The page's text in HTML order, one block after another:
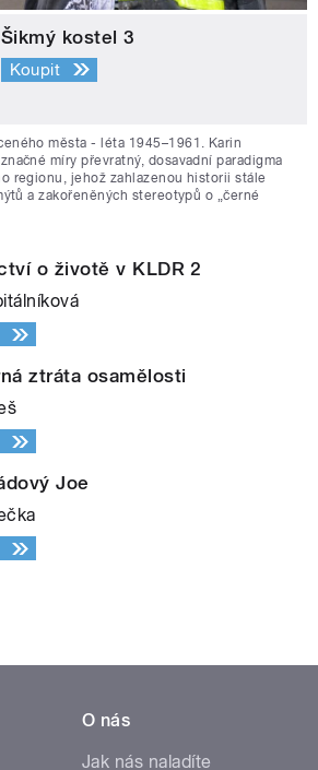
Šikmý kostel 3
Koupit
města - léta 1945–1961. Karin
míry převratný, dosavadní paradigma
regionu, jehož zahlazenou historii stále
a zakořeněných stereotypů o „černé
o životě v KLDR 2
ztráta osamělosti
Joe
O nás
Jak nás naladíte